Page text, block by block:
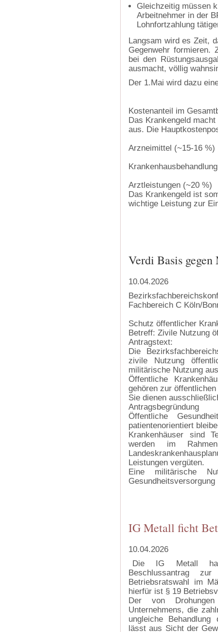
Gleichzeitig müssen
Arbeitnehmer in der
Lohnfortzahlung
Langsam wird es Zeit,
Gegenwehr formieren.
bei den
ausmacht, völlig
Der 1.Mai wird dazu
Kostenanteil im
Das Krankengeld
aus. Die
Arzneimittel (~15-16 %)
Arztleistungen (~20 %)
Das Krankengeld ist
wichtige Leistung zur
Verdi Basis
10.04.2026
Fachbereich C Köln/
Schutz öffentlicher
Betreff: Zivile Nutzung
Antragstext:
Die
zivile Nutzung
militärische Nutzung
Öffentliche
gehören zur
Sie dienen
Antragsbegründung
Öffentliche
patientenorientiert
Krankenhäuser sind
werden im
Leistungen vergüten.
Eine militärische
IG Metall ficht
10.04.2026
Die IG Metall
Beschlussantrag
Betriebsratswahl im
hierfür ist § 19
Der von
Unternehmens, die
ungleiche
lässt aus Sicht der